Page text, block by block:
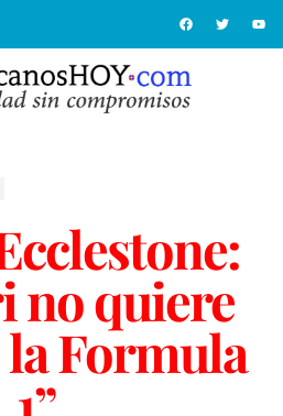
no quiere
Formula